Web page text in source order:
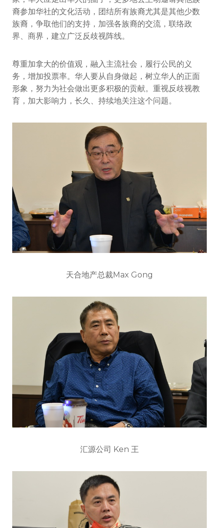
裔参加华社的文化活动，团结所有族裔尤其是其他少数
族裔，争取他们的支持，加强各族裔的交流，联络政
界、商界，建立广泛反歧视阵线。
尊重加拿大的价值观，融入主流社会，履行公民的义
务，增加投票率。华人要从自身做起，树立华人的正面
形象，努力为社会做出更多积极的贡献。重视反歧视教
育，加大影响力，长久、持续地关注这个问题。
天合地产总裁Max Gong
汇源公司 Ken 王